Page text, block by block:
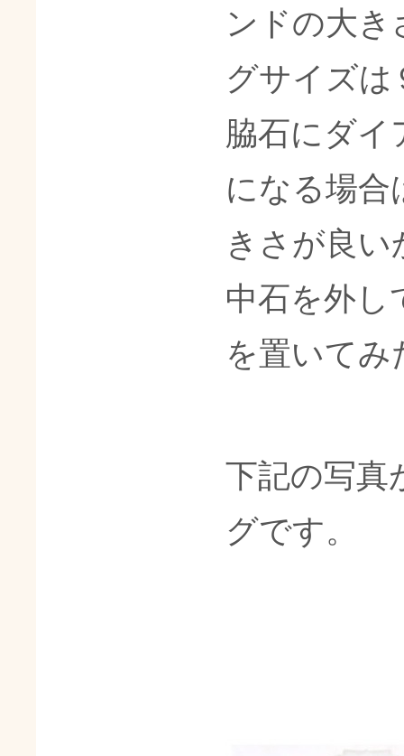
ンドの大き
グサイズは
脇石にダイ
になる場合
きさが良い
中石を外し
を置いてみ
下記の写真
グです。